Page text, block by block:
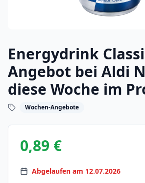
Energydrink
Angebot bei Aldi
diese Woche im
Wochen-Angebote
0,89 €
Abgelaufen am 12.07.2026